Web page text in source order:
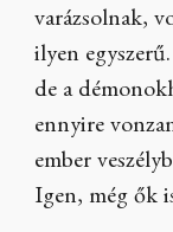
varázsolnak,
ilyen
de a
ennyire
ember
Igen, még ők